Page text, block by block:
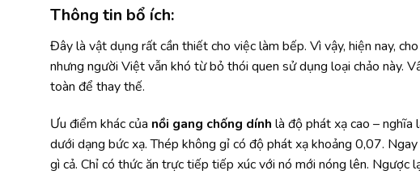
Thông tin bổ ích:
Đây là vật dụng rất cần thiết cho việc làm bếp. Vì vậy, hiện nay,
nhưng người Việt vẫn khó từ bỏ thói quen sử dụng loại chảo này.
toàn để thay thế.
Ưu điểm khác của nồi gang chống dính là độ phát xạ cao – nghĩa
dưới dạng bức xạ. Thép không gỉ có độ phát xạ khoảng 0,07.
gì cả. Chỉ có thức ăn trực tiếp tiếp xúc với nó mới nóng lên.